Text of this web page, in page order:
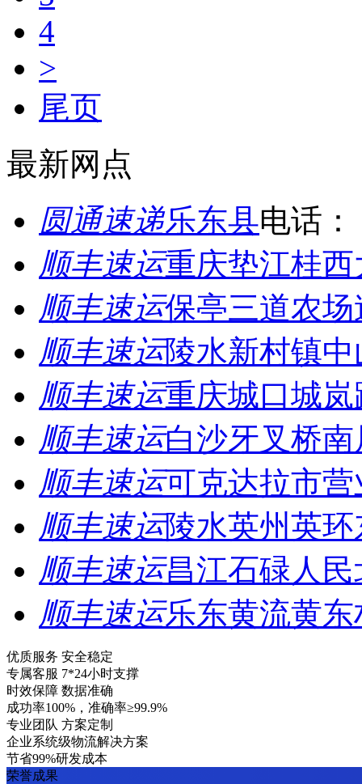
4
>
尾页
最新网点
圆通速递乐东县电话：
顺丰速运重庆垫江桂
顺丰速运保亭三道农
顺丰速运陵水新村镇
顺丰速运重庆城口城
顺丰速运白沙牙叉桥
顺丰速运可克达拉市营
顺丰速运陵水英州英
顺丰速运昌江石碌人
顺丰速运乐东黄流黄
优质服务 安全稳定
专属客服 7*24小时支撑
时效保障 数据准确
成功率100%，准确率≥99.9%
专业团队 方案定制
企业系统级物流解决方案
节省99%研发成本
荣誉成果